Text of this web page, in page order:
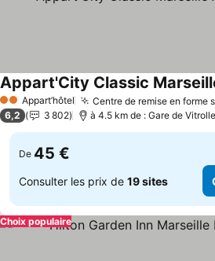
2 ÉtoilesAppart’hôtel Centre de remise en forme
Consulter les prix
6,2 3 802 à 4.5 km de : Gare de
De 45 €
Consulter les prix de 19 sites
Choix populaire